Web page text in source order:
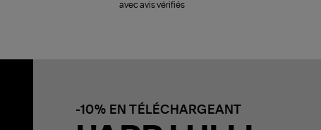
avec avis vérifiés
-10% EN TÉLÉCHARGEANT